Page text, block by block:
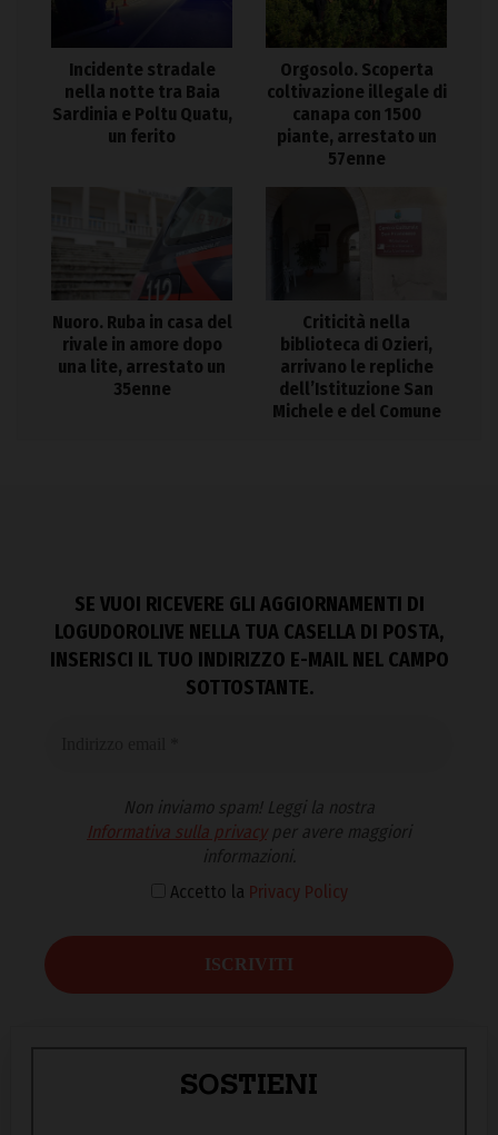
Incidente stradale
nella notte tra Baia
Sardinia e Poltu Quatu,
un ferito
Orgosolo. Scoperta
coltivazione illegale di
canapa con 1500
piante, arrestato un
57enne
Nuoro. Ruba in casa del
rivale in amore dopo
una lite, arrestato un
35enne
Criticità nella
biblioteca di Ozieri,
arrivano le repliche
dell’Istituzione San
Michele e del Comune
SE VUOI RICEVERE GLI AGGIORNAMENTI DI
LOGUDOROLIVE NELLA TUA CASELLA DI POSTA,
INSERISCI IL TUO INDIRIZZO E-MAIL NEL CAMPO
SOTTOSTANTE.
Non inviamo spam! Leggi la nostra
Informativa sulla privacyper avere maggiori
informazioni.
Accetto la Privacy Policy
SOSTIENI